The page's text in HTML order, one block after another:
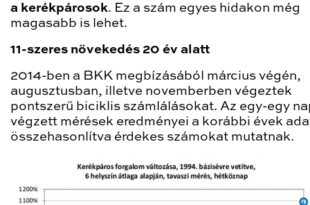
a kerékpárosok. Ez a szám egyes hidakon még
magasabb is lehet.
11-szeres növekedés 20 év alatt
2014-ben a BKK megbízásából március végén,
augusztusban, illetve novemberben végeztek
pontszerű biciklis számlálásokat. Az egy-egy
végzett mérések eredményei a korábbi évek
összehasonlítva érdekes számokat mutatnak.